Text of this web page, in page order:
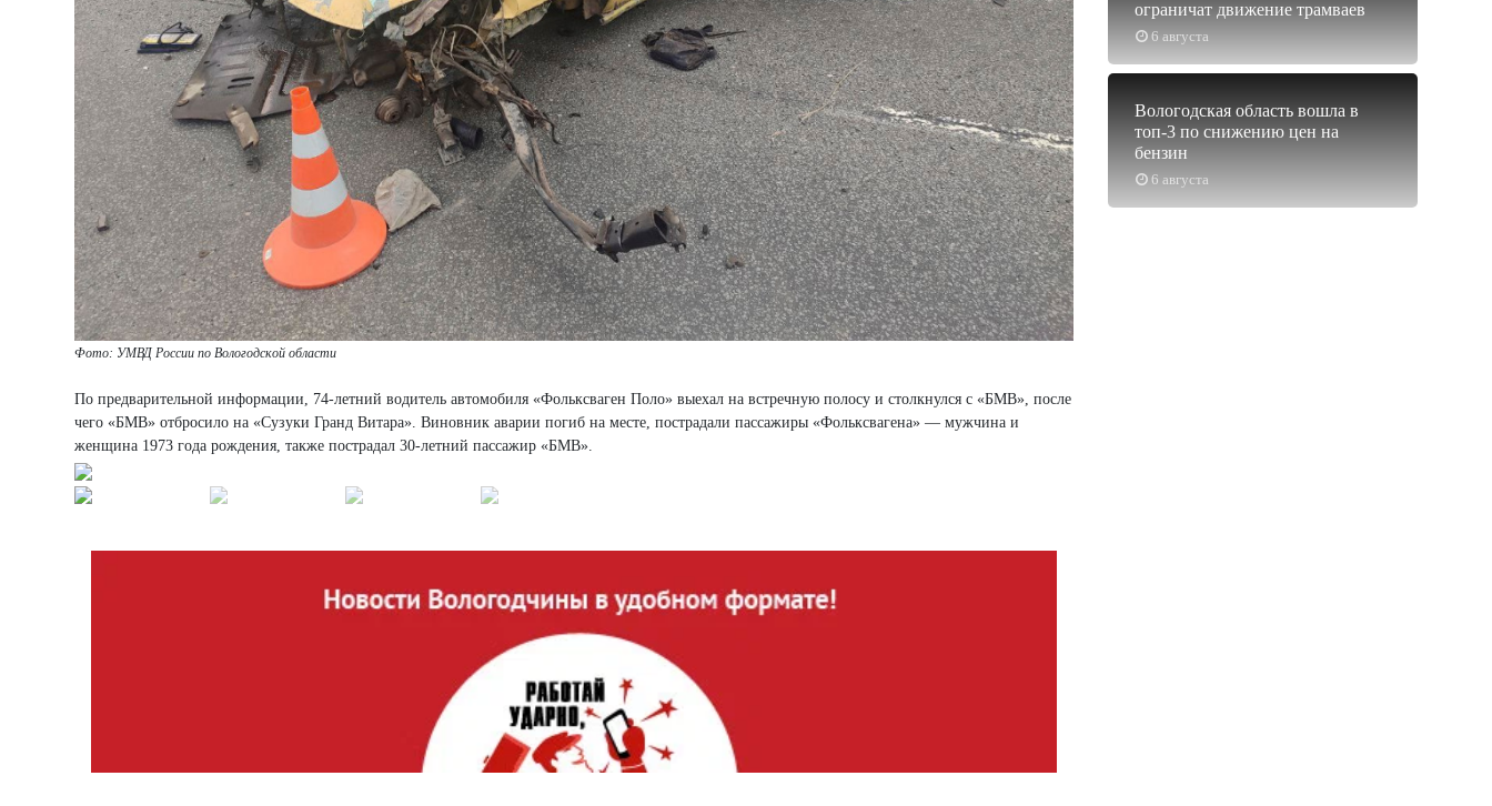
Фото: УМВД России по Вологодской области
По предварительной информации, 74-летний водитель автомобиля «Фольксваген Поло» выехал на встречную полосу и столкнулся с «БМВ», после
чего «БМВ» отбросило на «Сузуки Гранд Витара». Виновник аварии погиб на месте, пострадали пассажиры «Фольксвагена» — мужчина и
женщина 1973 года рождения, также пострадал 30-летний пассажир «БМВ».
6 августа
ограничат движение трамваев
6 августа
Вологодская область вошла в
топ-3 по снижению цен на
бензин